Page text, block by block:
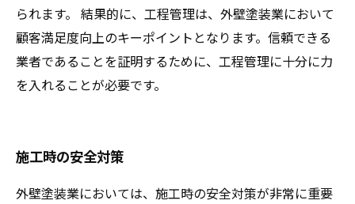
られます。 結果的に、工程管理は、外壁塗装業において
顧客満足度向上のキーポイントとなります。信頼できる
業者であることを証明するために、工程管理に十分に力
を入れることが必要です。
施工時の安全対策
外壁塗装業においては、施工時の安全対策が非常に重要